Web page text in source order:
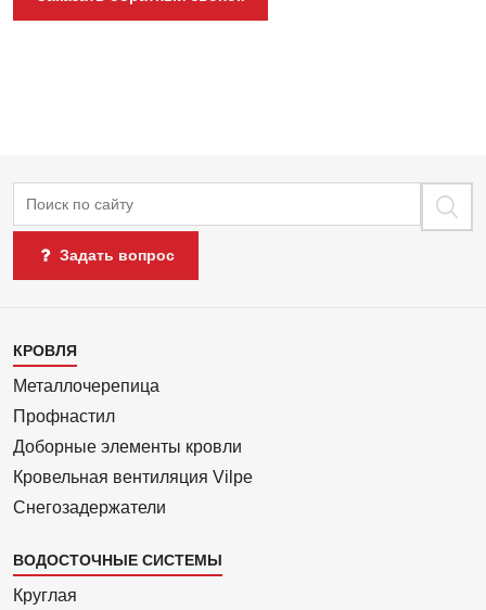
Поиск
Задать вопрос
Каталог
1
КРОВЛЯ
Металлочерепица
Профнастил
Доборные элементы кровли
Кровельная вентиляция Vilpe
Снегозадержатели
ВОДОСТОЧНЫЕ СИСТЕМЫ
Круглая